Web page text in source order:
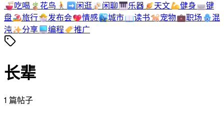
🍜吃喝 🪴 花鸟 🚶‍➡️闲逛🍻闲聊🎹乐器🪐天文💪健身⌨️键
盘🏖️旅行🐣发布会💖情感🏙️城市📖读书🐕宠物💼职场🪬混
沌✨分享💻编程🏷️推广
长辈
1 篇帖子